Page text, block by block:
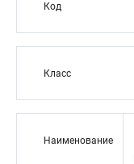
Код
Класс
Наименование